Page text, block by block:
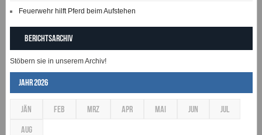
Feuerwehr hilft Pferd beim Aufstehen
Berichtsarchiv
Stöbern sie in unserem Archiv!
Jahr 2026
JÄN FEB MRZ APR MAI JUN JUL
AUG